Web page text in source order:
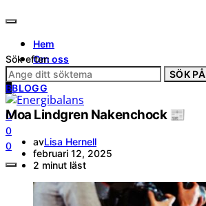
Hem
Om oss
Kontakt
0
0
0
Sök efter:
SÖK PÅ
BBLOGG
Moa Lindgren Nakenchock 📰
avLisa Hernell
februari 12, 2025
2 minut läst